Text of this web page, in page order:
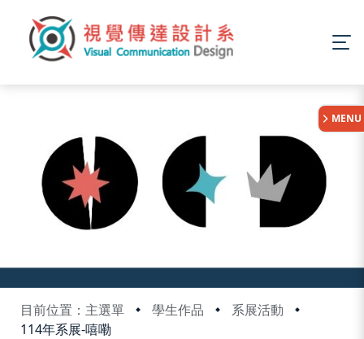
目前位置：主選單 學生作品
系展活動
114年系展-嘻嘞
MENU